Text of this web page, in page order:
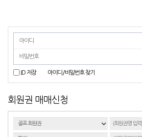
ID 저장 아이디/비밀번호 찾기
회원권 매매신청